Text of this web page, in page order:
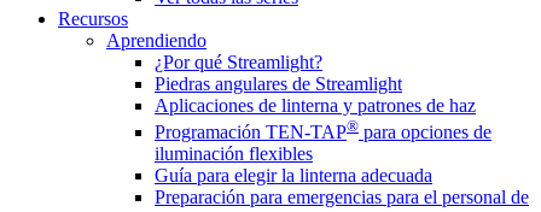
Recursos
Aprendiendo
¿Por qué Streamlight?
Piedras angulares de Streamlight
Aplicaciones de linterna y patrones de haz
Programación TEN-TAP® para opciones de
iluminación flexibles
Guía para elegir la linterna adecuada
Preparación para emergencias para el personal de